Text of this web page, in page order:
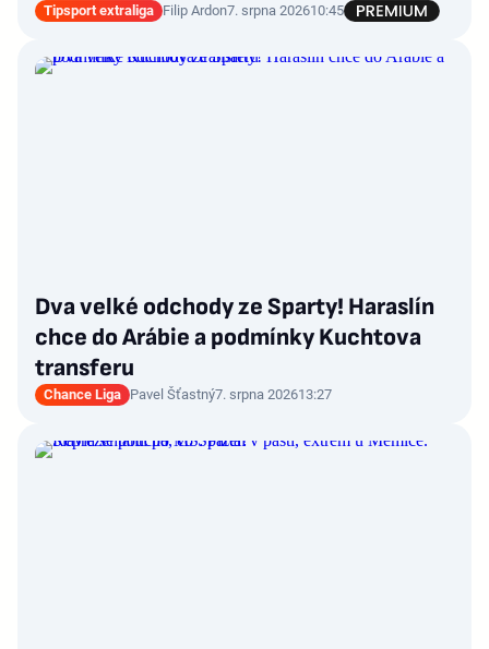
Tipsport extraliga Filip Ardon7. srpna 202610:45
Dva velké odchody ze Sparty! Haraslín
chce do Arábie a podmínky Kuchtova
transferu
Chance Liga Pavel Šťastný7. srpna 202613:27